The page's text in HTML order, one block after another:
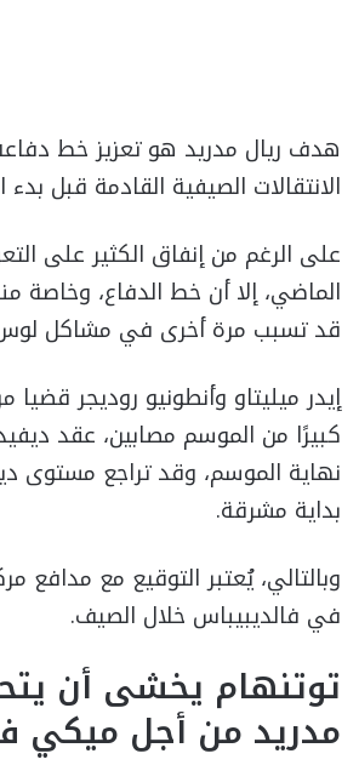
هدف ريال مدريد هو تعزيز خط
الانتقالات الصيفية القادمة قبل
على الرغم من إنفاق الكثير على
الماضي، إلا أن خط الدفاع، وخاصة
قد تسبب مرة أخرى في مشاكل
إيدر ميليتاو وأنطونيو روديجر قضيا
كبيرًا من الموسم مصابين، عقد
نهاية الموسم، وقد تراجع مستوى
بداية مشرقة.
وبالتالي، يُعتبر التوقيع مع مدافع
في فالديبيباس خلال الصيف.
توتنهام يخشى أن
مدريد من أجل ميكي